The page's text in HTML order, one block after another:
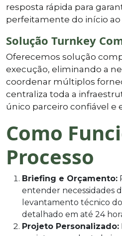
resposta rápida para
perfeitamente do início
Solução Turnkey
Oferecemos solução
execução, eliminando a
coordenar múltiplos
centraliza toda a
único parceiro confiável e
Como
Processo
Briefing e Orçamento:
entender necessidades
levantamento técnico
detalhado em até 24
Projeto Personalizado: